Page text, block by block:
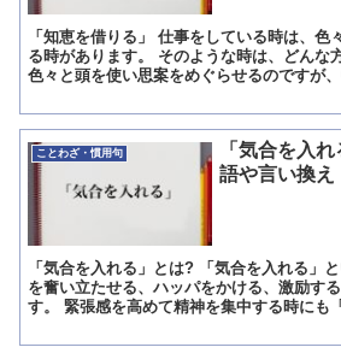
「知恵を借りる」 仕事をしている時は、色
る時があります。 そのような時は、どんな
色々と頭を使い思案をめぐらせるのですが
ことわざ・慣用句
「気合を入
語や言い換え
「気合を入れる」とは? 「気合を入れる」
を奮い立たせる、ハッパをかける、激励す
す。 緊張感を高めて精神を集中する時にも